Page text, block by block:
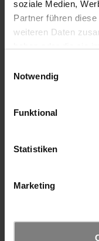
soziale Medien,
Partner führen
weiteren Daten
Notwendig
Funktional
Statistiken
Marketing